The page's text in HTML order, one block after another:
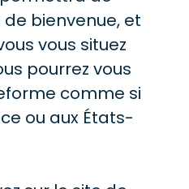
bienvenue, et
vous situez
pourrez vous
comme si
ou aux États-